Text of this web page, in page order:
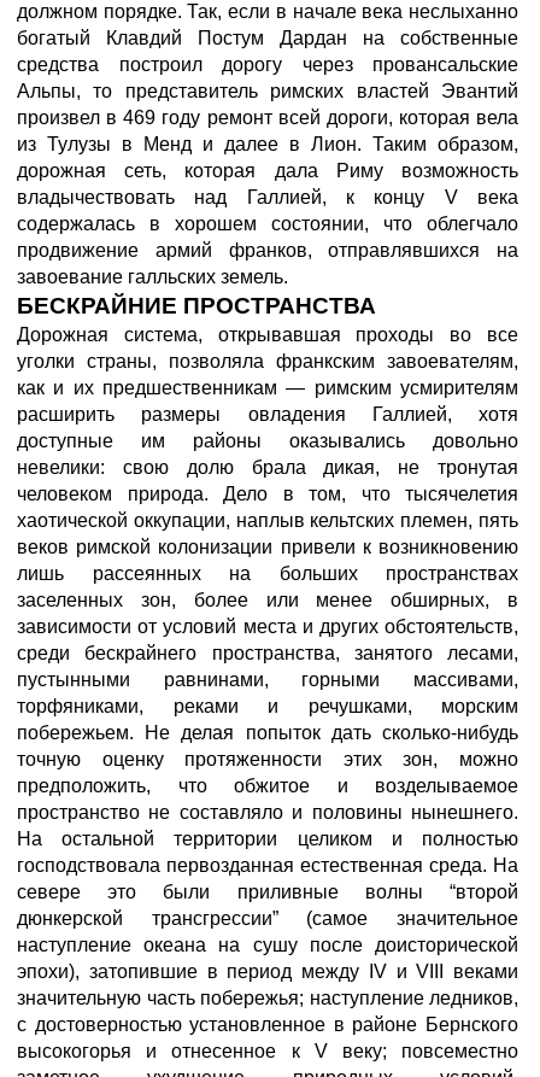
должном порядке. Так, если в начале века неслыханно
богатый Клавдий Постум Дардан на собственные
средства построил дорогу через провансальские
Альпы, то представитель римских властей Эвантий
произвел в 469 году ремонт всей дороги, которая вела
из Тулузы в Менд и далее в Лион. Таким образом,
дорожная сеть, которая дала Риму возможность
владычествовать над Галлией, к концу V века
содержалась в хорошем состоянии, что облегчало
продвижение армий франков, отправлявшихся на
завоевание галльских земель.
БЕСКРАЙНИЕ ПРОСТРАНСТВА
Дорожная система, открывавшая проходы во все
уголки страны, позволяла франкским завоевателям,
как и их предшественникам — римским усмирителям
расширить размеры овладения Галлией, хотя
доступные им районы оказывались довольно
невелики: свою долю брала дикая, не тронутая
человеком природа. Дело в том, что тысячелетия
хаотической оккупации, наплыв кельтских племен, пять
веков римской колонизации привели к возникновению
лишь рассеянных на больших пространствах
заселенных зон, более или менее обширных, в
зависимости от условий места и других обстоятельств,
среди бескрайнего пространства, занятого лесами,
пустынными равнинами, горными массивами,
торфяниками, реками и речушками, морским
побережьем. Не делая попыток дать сколько-нибудь
точную оценку протяженности этих зон, можно
предположить, что обжитое и возделываемое
пространство не составляло и половины нынешнего.
На остальной территории целиком и полностью
господствовала первозданная естественная среда. На
севере это были приливные волны “второй
дюнкерской трансгрессии” (самое значительное
наступление океана на сушу после доисторической
эпохи), затопившие в период между IV и VIII веками
значительную часть побережья; наступление ледников,
с достоверностью установленное в районе Бернского
высокогорья и отнесенное к V веку; повсеместно